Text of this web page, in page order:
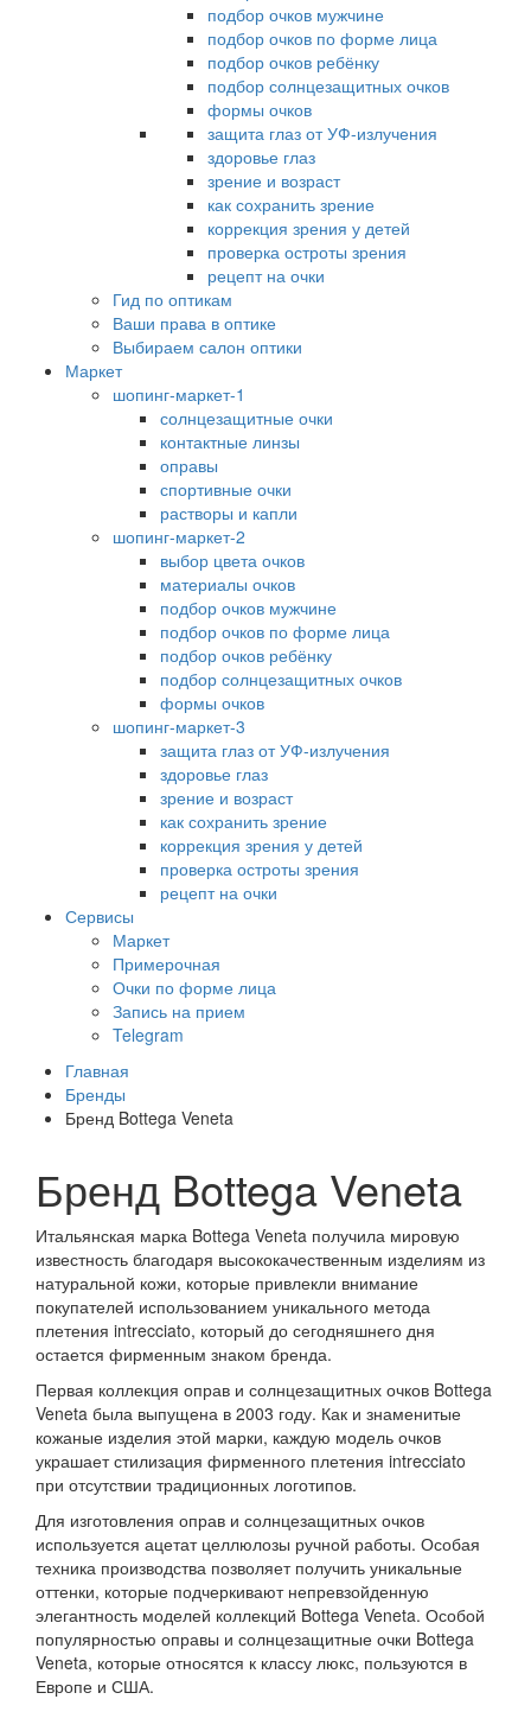
подбор очков мужчине
подбор очков по форме лица
подбор очков ребёнку
подбор солнцезащитных очков
формы очков
защита глаз от УФ-излучения
здоровье глаз
зрение и возраст
как сохранить зрение
коррекция зрения у детей
проверка остроты зрения
рецепт на очки
Гид по оптикам
Ваши права в оптике
Выбираем салон оптики
Маркет
шопинг-маркет-1
солнцезащитные очки
контактные линзы
оправы
спортивные очки
растворы и капли
шопинг-маркет-2
выбор цвета очков
материалы очков
подбор очков мужчине
подбор очков по форме лица
подбор очков ребёнку
подбор солнцезащитных очков
формы очков
шопинг-маркет-3
защита глаз от УФ-излучения
здоровье глаз
зрение и возраст
как сохранить зрение
коррекция зрения у детей
проверка остроты зрения
рецепт на очки
Сервисы
Маркет
Примерочная
Очки по форме лица
Запись на прием
Telegram
Главная
Бренды
Бренд Bottega Veneta
Бренд Bottega Veneta
Итальянская марка Bottega Veneta получила мировую
известность благодаря высококачественным изделиям из
натуральной кожи, которые привлекли внимание
покупателей использованием уникального метода
плетения intrecciato, который до сегодняшнего дня
остается фирменным знаком бренда.
Первая коллекция оправ и солнцезащитных очков Bottega
Veneta была выпущена в 2003 году. Как и знаменитые
кожаные изделия этой марки, каждую модель очков
украшает стилизация фирменного плетения intrecciato
при отсутствии традиционных логотипов.
Для изготовления оправ и солнцезащитных очков
используется ацетат целлюлозы ручной работы. Особая
техника производства позволяет получить уникальные
оттенки, которые подчеркивают непревзойденную
элегантность моделей коллекций Bottega Veneta. Особой
популярностью оправы и солнцезащитные очки Bottega
Veneta, которые относятся к классу люкс, пользуются в
Европе и США.